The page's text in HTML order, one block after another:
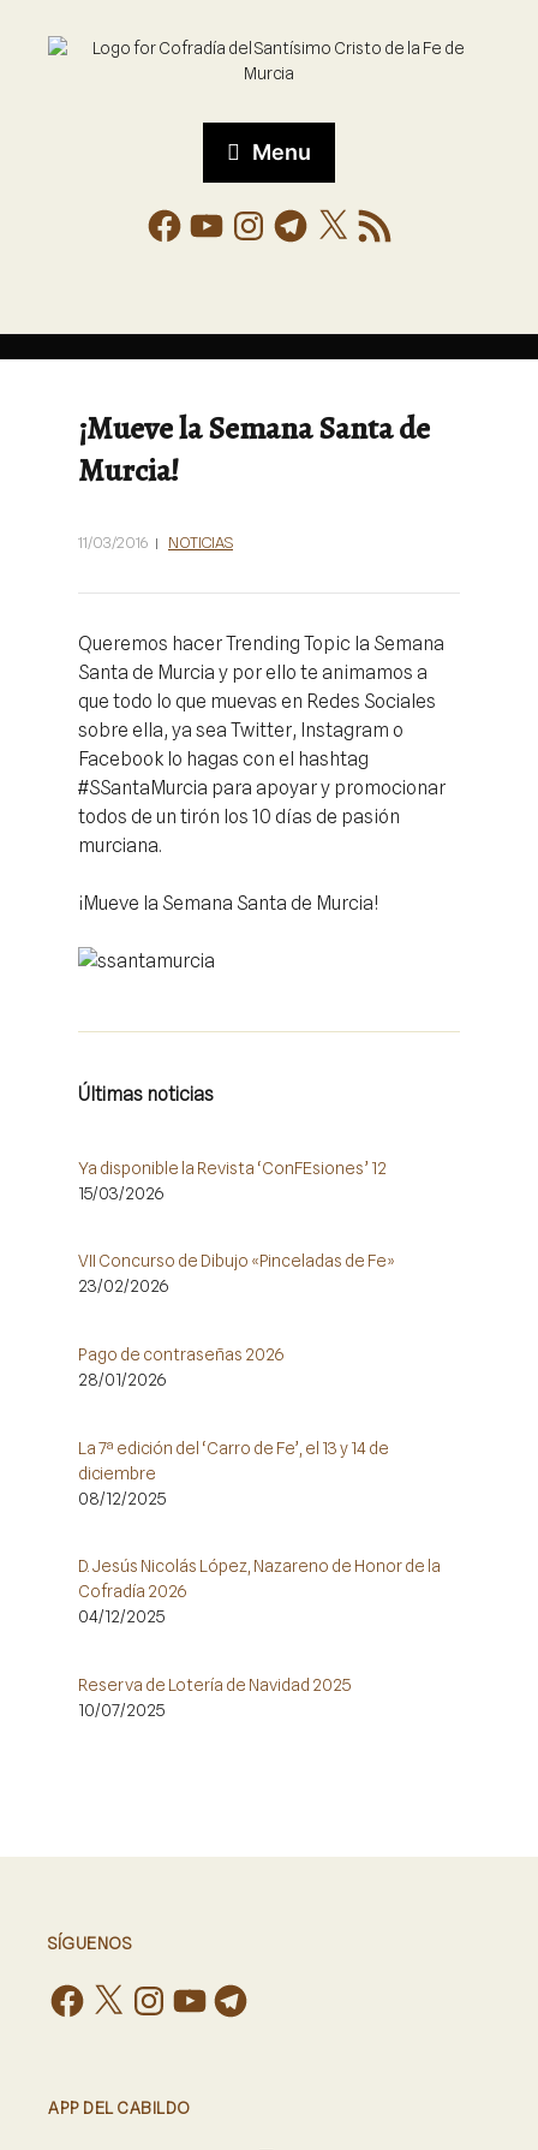
Menu
¡Mueve la Semana Santa de
Murcia!
11/03/2016 NOTICIAS
Queremos hacer Trending Topic la Semana
Santa de Murcia y por ello te animamos a
que todo lo que muevas en Redes Sociales
sobre ella, ya sea Twitter, Instagram o
Facebook lo hagas con el hashtag
#SSantaMurcia para apoyar y promocionar
todos de un tirón los 10 días de pasión
murciana.
¡Mueve la Semana Santa de Murcia!
Últimas noticias
Ya disponible la Revista ‘ConFEsiones’ 12
15/03/2026
VII Concurso de Dibujo «Pinceladas de Fe»
23/02/2026
Pago de contraseñas 2026
28/01/2026
La 7ª edición del ‘Carro de Fe’, el 13 y 14 de
diciembre
08/12/2025
D. Jesús Nicolás López, Nazareno de Honor de la
Cofradía 2026
04/12/2025
Reserva de Lotería de Navidad 2025
10/07/2025
SÍGUENOS
APP DEL CABILDO